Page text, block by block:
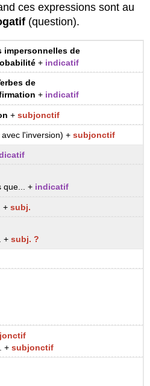
ces expressions sont au
(question).
impersonnelles de
+ indicatif
de
+ indicatif
+ subjonctif
l'inversion) + subjonctif
que... + indicatif
+subj.
+subj. ?
+subjonctif